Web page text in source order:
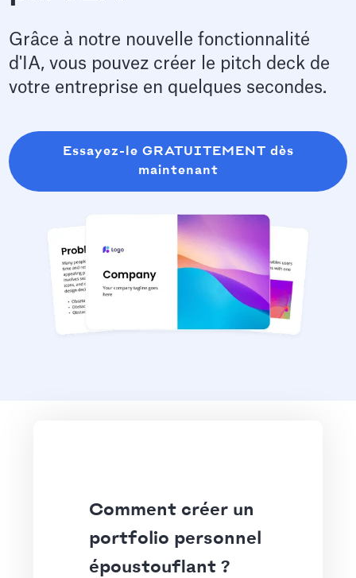
Grâce à notre nouvelle fonctionnalité
d'IA, vous pouvez créer le pitch deck de
votre entreprise en quelques secondes.
Essayez-le GRATUITEMENT dès
maintenant
Comment créer un
portfolio personnel
époustouflant ?